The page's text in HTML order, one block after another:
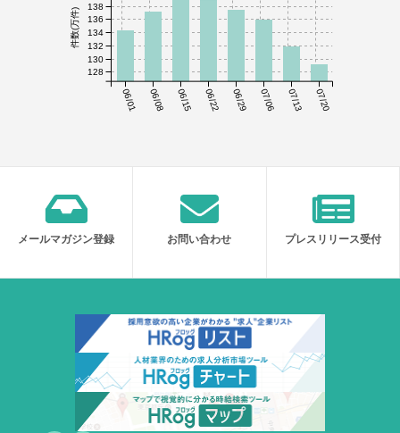
06/01 06/08 06/15 06/22 06/29 07/06 07/13 07/20
件数(万件)
128
130
132
134
136
138
メールマガジン登録 お問い合わせ プレスリリース受付